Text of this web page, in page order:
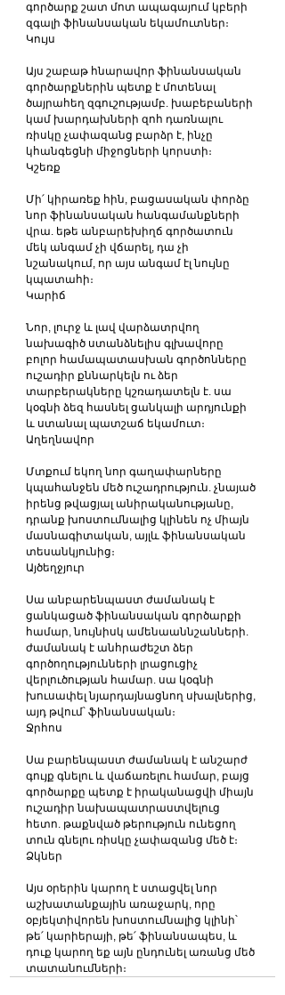
գործարք շատ մոտ ապագայում կբերի
զգալի ֆինանսական եկամուտներ։
Կույս
Այս շաբաթ հնարավոր ֆինանսական
գործարքներին պետք է մոտենալ
ծայրահեղ զգուշությամբ. խաբեբաների
կամ խարդախների զոհ դառնալու
ռիսկը չափազանց բարձր է, ինչը
կհանգեցնի միջոցների կորստի։
Կշեռք
Մի՛ կիրառեք հին, բացասական փորձը
նոր ֆինանսական հանգամանքների
վրա. եթե անբարեխիղճ գործատուն
մեկ անգամ չի վճարել, դա չի
նշանակում, որ այս անգամ էլ նույնը
կպատահի։
Կարիճ
Նոր, լուրջ և լավ վարձատրվող
նախագիծ ստանձնելիս գլխավորը
բոլոր համապատասխան գործոնները
ուշադիր քննարկելն ու ձեր
տարբերակները կշռադատելն է. սա
կօգնի ձեզ հասնել ցանկալի արդյունքի
և ստանալ պատշաճ եկամուտ։
Աղեղնավոր
Մտքում եկող նոր գաղափարները
կպահանջեն մեծ ուշադրություն. չնայած
իրենց թվացյալ անիրականությանը,
դրանք խոստումնալից կլինեն ոչ միայն
մասնագիտական, այլև ֆինանսական
տեսանկյունից։
Այծեղջյուր
Սա անբարենպաստ ժամանակ է
ցանկացած ֆինանսական գործարքի
համար, նույնիսկ ամենաաննշանների.
ժամանակ է անհրաժեշտ ձեր
գործողությունների լրացուցիչ
վերլուծության համար. սա կօգնի
խուսափել նյարդայնացնող սխալներից,
այդ թվում՝ ֆինանսական։
Ջրհոս
Սա բարենպաստ ժամանակ է անշարժ
գույք գնելու և վաճառելու համար, բայց
գործարքը պետք է իրականացվի միայն
ուշադիր նախապատրաստվելուց
հետո. թաքնված թերություն ունեցող
տուն գնելու ռիսկը չափազանց մեծ է։
Ձկներ
Այս օրերին կարող է ստացվել նոր
աշխատանքային առաջարկ, որը
օբյեկտիվորեն խոստումնալից կլինի՝
թե՛ կարիերայի, թե՛ ֆինանսապես, և
դուք կարող եք այն ընդունել առանց մեծ
տատանումների։